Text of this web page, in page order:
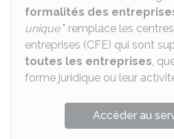
formalités des
unique" remplace les
entreprises (CFE) qui sont
toutes les entreprises,
forme juridique ou leur
Accéder au